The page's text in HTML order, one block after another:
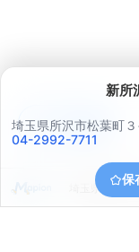
新所
埼玉県所沢市松葉町３
04-2992-7711
保
埼玉県所沢市
アプリで見る